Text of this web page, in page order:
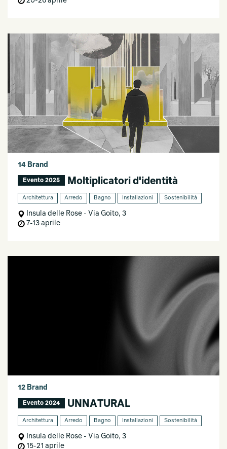
14 Brand
Evento 2025 Moltiplicatori d'identità
Architettura Arredo Bagno Installazioni Sostenibilità
Insula delle Rose - Via Goito, 3
7-13 aprile
12 Brand
Evento 2024 UNNATURAL
Architettura Arredo Bagno Installazioni Sostenibilità
Insula delle Rose - Via Goito, 3
15-21 aprile